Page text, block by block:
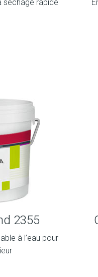
séchage rapide
2355
à l’eau pour